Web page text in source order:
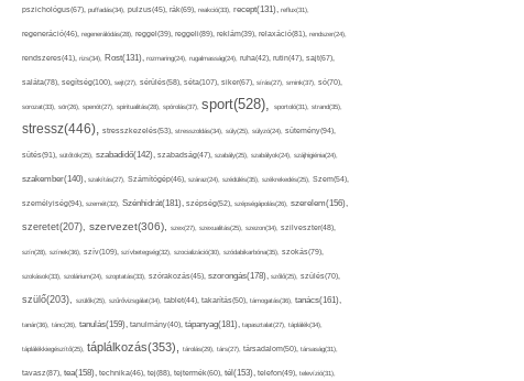
pszichológus(67), puffadás(34), pulzus(45), rák(69), reakció(33), recept(131), reflux(31),
regeneráció(46), regenerálódás(28), reggel(39), reggeli(89), reklám(39), relaxáció(81), rendszer(24),
rendszeres(41), rizs(34), Rost(131), rozmaring(24), rugalmasság(24), ruha(42), rutin(47), sajt(67),
saláta(78), segítség(100), sejt(27), sérülés(58), séta(107), siker(67), sírás(27), smink(37), só(70),
sorozat(33), sör(26), spenót(27), spiritualitás(28), spórolás(37), sport(528), sportoló(31), strand(35),
stressz(446), stresszkezelés(53), stresszoldás(34), súly(25), súlyzó(24), sütemény(94),
sütés(91), sütőtök(25), szabadidő(142), szabadság(47), szabály(25), szabályok(24), szájhigiénia(24),
szakember(140), szakítás(27), Számítógép(46), száraz(24), szédülés(35), székrekedés(25), Szem(54),
személyiség(94), szemét(32), Szénhidrát(181), szépség(52), szépségápolás(26), szerelem(156),
szeretet(207), szervezet(306), szex(27), szexualitás(25), szezon(34), szilveszter(48),
szín(28), színek(36), szív(109), szívbetegség(32), szocializáció(30), szódabikarbóna(35), szokás(79),
szokások(33), szolárium(24), szoptatás(33), szórakozás(45), szorongás(178), szőlő(25), szülés(70),
szülő(203), szülők(25), szűrővizsgálat(34), tablet(44), takarítás(50), támogatás(36), tanács(161),
tanár(36), tánc(26), tanulás(159), tanulmány(40), tápanyag(181), tapasztalat(27), táplálék(34),
táplálékkiegészítő(25), táplálkozás(353), tárolás(29), társ(27), társadalom(50), társaság(31),
tavasz(87), tea(158), technika(46), tej(88), tejtermék(60), tél(153), telefon(49), televízió(31),